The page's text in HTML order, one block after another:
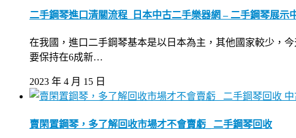
二手鋼琴進口清關流程_日本中古二手樂器網 – 二手鋼琴展示
在我國，進口二手鋼琴基本是以日本為主，其他國家較少，
要保持在6成新…
2023 年 4 月 15 日
賣閑置鋼琴，多了解回收市場才不會賣虧_ 二手鋼琴回收